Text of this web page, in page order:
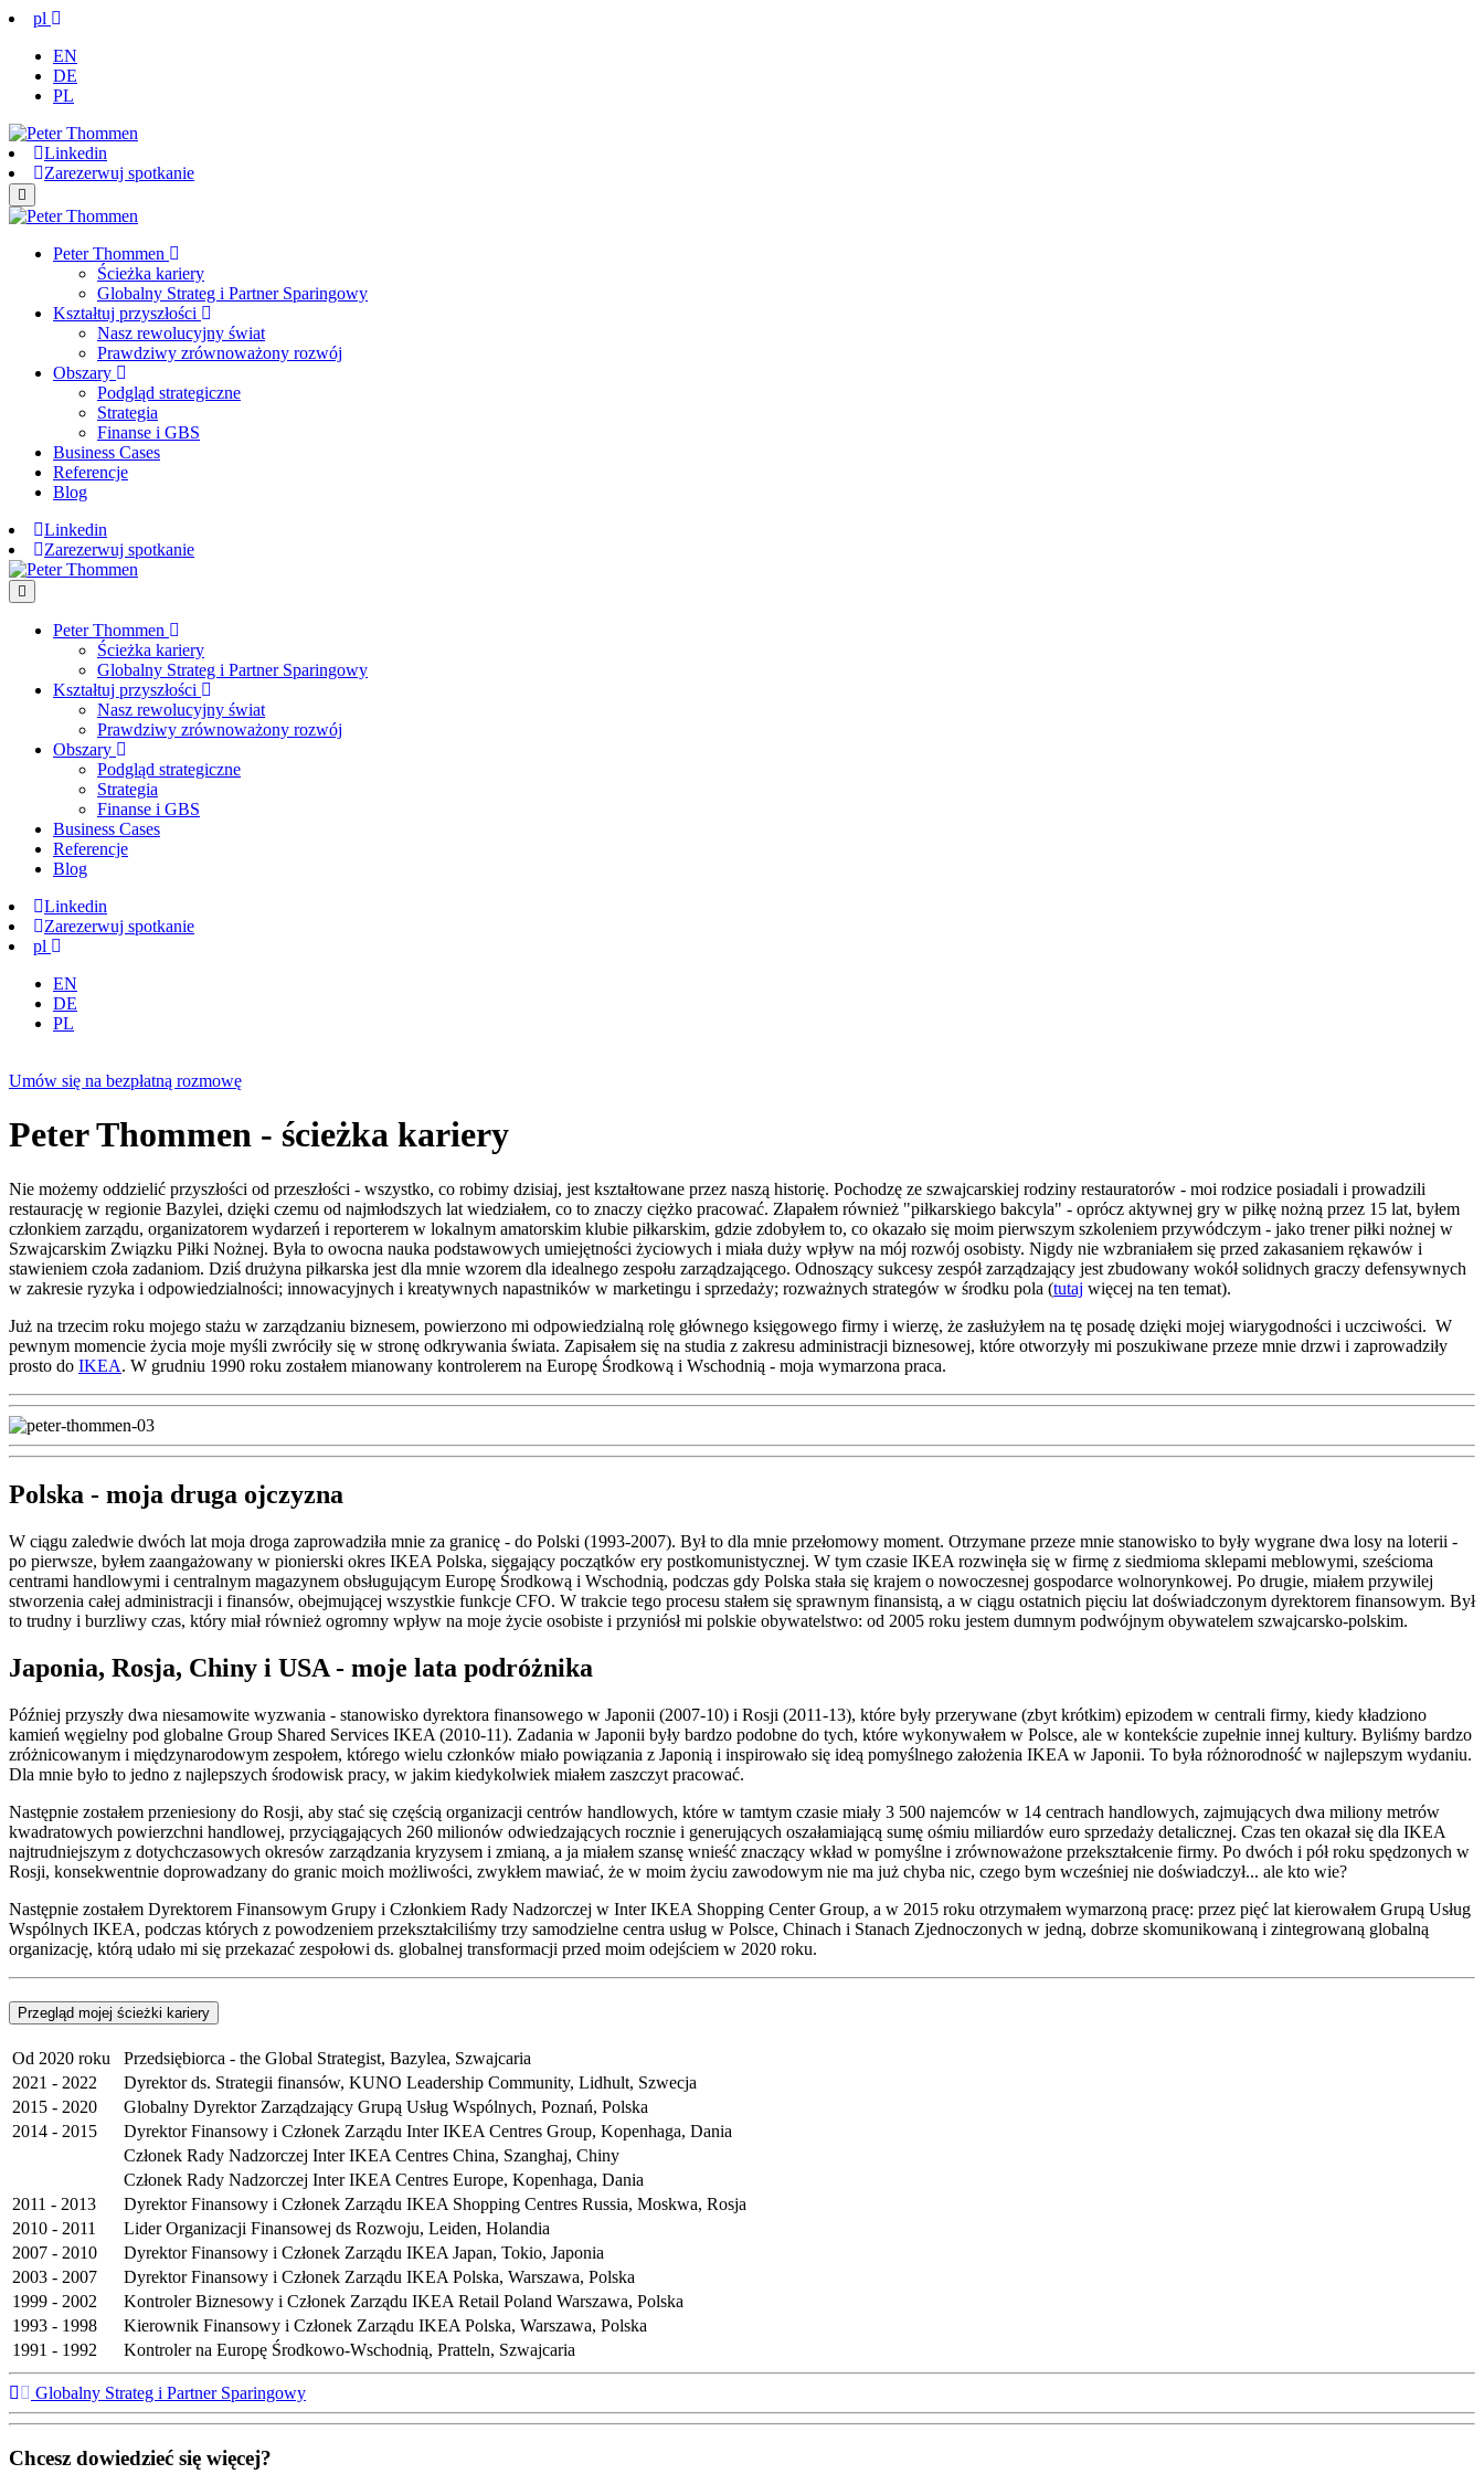
pl
EN
DE
PL
Linkedin
Zarezerwuj spotkanie
Peter Thommen
Ścieżka kariery
Globalny Strateg i Partner Sparingowy
Kształtuj przyszłości
Nasz rewolucyjny świat
Prawdziwy zrównoważony rozwój
Obszary
Podgląd strategiczne
Strategia
Finanse i GBS
Business Cases
Referencje
Blog
Linkedin
Zarezerwuj spotkanie
Peter Thommen
Ścieżka kariery
Globalny Strateg i Partner Sparingowy
Kształtuj przyszłości
Nasz rewolucyjny świat
Prawdziwy zrównoważony rozwój
Obszary
Podgląd strategiczne
Strategia
Finanse i GBS
Business Cases
Referencje
Blog
Linkedin
Zarezerwuj spotkanie
pl
EN
DE
PL
Umów się na bezpłatną rozmowę
Peter Thommen - ścieżka kariery
Nie możemy oddzielić przyszłości od przeszłości - wszystko, co robimy dzisiaj, jest kształtowane przez naszą historię. Pochodzę ze szwajcarskiej rodziny restauratorów - moi rodzice posiadali i prowadzili
restaurację w regionie Bazylei, dzięki czemu od najmłodszych lat wiedziałem, co to znaczy ciężko pracować. Złapałem również "piłkarskiego bakcyla" - oprócz aktywnej gry w piłkę nożną przez 15 lat, byłem
członkiem zarządu, organizatorem wydarzeń i reporterem w lokalnym amatorskim klubie piłkarskim, gdzie zdobyłem to, co okazało się moim pierwszym szkoleniem przywódczym - jako trener piłki nożnej w
Szwajcarskim Związku Piłki Nożnej. Była to owocna nauka podstawowych umiejętności życiowych i miała duży wpływ na mój rozwój osobisty. Nigdy nie wzbraniałem się przed zakasaniem rękawów i
stawieniem czoła zadaniom. Dziś drużyna piłkarska jest dla mnie wzorem dla idealnego zespołu zarządzającego. Odnoszący sukcesy zespół zarządzający jest zbudowany wokół solidnych graczy defensywnych
w zakresie ryzyka i odpowiedzialności; innowacyjnych i kreatywnych napastników w marketingu i sprzedaży; rozważnych strategów w środku pola (tutaj więcej na ten temat).
Już na trzecim roku mojego stażu w zarządzaniu biznesem, powierzono mi odpowiedzialną rolę głównego księgowego firmy i wierzę, że zasłużyłem na tę posadę dzięki mojej wiarygodności i uczciwości. W
pewnym momencie życia moje myśli zwróciły się w stronę odkrywania świata. Zapisałem się na studia z zakresu administracji biznesowej, które otworzyły mi poszukiwane przeze mnie drzwi i zaprowadziły
prosto do IKEA. W grudniu 1990 roku zostałem mianowany kontrolerem na Europę Środkową i Wschodnią - moja wymarzona praca.
Polska - moja druga ojczyzna
W ciągu zaledwie dwóch lat moja droga zaprowadziła mnie za granicę - do Polski (1993-2007). Był to dla mnie przełomowy moment. Otrzymane przeze mnie stanowisko to były wygrane dwa losy na loterii -
po pierwsze, byłem zaangażowany w pionierski okres IKEA Polska, sięgający początków ery postkomunistycznej. W tym czasie IKEA rozwinęła się w firmę z siedmioma sklepami meblowymi, sześcioma
centrami handlowymi i centralnym magazynem obsługującym Europę Środkową i Wschodnią, podczas gdy Polska stała się krajem o nowoczesnej gospodarce wolnorynkowej. Po drugie, miałem przywilej
stworzenia całej administracji i finansów, obejmującej wszystkie funkcje CFO. W trakcie tego procesu stałem się sprawnym finansistą, a w ciągu ostatnich pięciu lat doświadczonym dyrektorem finansowym. Był
to trudny i burzliwy czas, który miał również ogromny wpływ na moje życie osobiste i przyniósł mi polskie obywatelstwo: od 2005 roku jestem dumnym podwójnym obywatelem szwajcarsko-polskim.
Japonia, Rosja, Chiny i USA - moje lata podróżnika
Później przyszły dwa niesamowite wyzwania - stanowisko dyrektora finansowego w Japonii (2007-10) i Rosji (2011-13), które były przerywane (zbyt krótkim) epizodem w centrali firmy, kiedy kładziono
kamień węgielny pod globalne Group Shared Services IKEA (2010-11). Zadania w Japonii były bardzo podobne do tych, które wykonywałem w Polsce, ale w kontekście zupełnie innej kultury. Byliśmy bardzo
zróżnicowanym i międzynarodowym zespołem, którego wielu członków miało powiązania z Japonią i inspirowało się ideą pomyślnego założenia IKEA w Japonii. To była różnorodność w najlepszym wydaniu.
Dla mnie było to jedno z najlepszych środowisk pracy, w jakim kiedykolwiek miałem zaszczyt pracować.
Następnie zostałem przeniesiony do Rosji, aby stać się częścią organizacji centrów handlowych, które w tamtym czasie miały 3 500 najemców w 14 centrach handlowych, zajmujących dwa miliony metrów
kwadratowych powierzchni handlowej, przyciągających 260 milionów odwiedzających rocznie i generujących oszałamiającą sumę ośmiu miliardów euro sprzedaży detalicznej. Czas ten okazał się dla IKEA
najtrudniejszym z dotychczasowych okresów zarządzania kryzysem i zmianą, a ja miałem szansę wnieść znaczący wkład w pomyślne i zrównoważone przekształcenie firmy. Po dwóch i pół roku spędzonych w
Rosji, konsekwentnie doprowadzany do granic moich możliwości, zwykłem mawiać, że w moim życiu zawodowym nie ma już chyba nic, czego bym wcześniej nie doświadczył... ale kto wie?
Następnie zostałem Dyrektorem Finansowym Grupy i Członkiem Rady Nadzorczej w Inter IKEA Shopping Center Group, a w 2015 roku otrzymałem wymarzoną pracę: przez pięć lat kierowałem Grupą Usług
Wspólnych IKEA, podczas których z powodzeniem przekształciliśmy trzy samodzielne centra usług w Polsce, Chinach i Stanach Zjednoczonych w jedną, dobrze skomunikowaną i zintegrowaną globalną
organizację, którą udało mi się przekazać zespołowi ds. globalnej transformacji przed moim odejściem w 2020 roku.
Przegląd mojej ścieżki kariery
Od 2020 roku
Przedsiębiorca - the Global Strategist, Bazylea, Szwajcaria
2021 - 2022
Dyrektor ds. Strategii finansów, KUNO Leadership Community, Lidhult, Szwecja
2015 - 2020
Globalny Dyrektor Zarządzający Grupą Usług Wspólnych, Poznań, Polska
2014 - 2015
Dyrektor Finansowy i Członek Zarządu Inter IKEA Centres Group, Kopenhaga, Dania
Członek Rady Nadzorczej Inter IKEA Centres China, Szanghaj, Chiny
Członek Rady Nadzorczej Inter IKEA Centres Europe, Kopenhaga, Dania
2011 - 2013
Dyrektor Finansowy i Członek Zarządu IKEA Shopping Centres Russia, Moskwa, Rosja
2010 - 2011
Lider Organizacji Finansowej ds Rozwoju, Leiden, Holandia
2007 - 2010
Dyrektor Finansowy i Członek Zarządu IKEA Japan, Tokio, Japonia
2003 - 2007
Dyrektor Finansowy i Członek Zarządu IKEA Polska, Warszawa, Polska
1999 - 2002
Kontroler Biznesowy i Członek Zarządu IKEA Retail Poland Warszawa, Polska
1993 - 1998
Kierownik Finansowy i Członek Zarządu IKEA Polska, Warszawa, Polska
1991 - 1992
Kontroler na Europę Środkowo-Wschodnią, Pratteln, Szwajcaria
Globalny Strateg i Partner Sparingowy
Chcesz dowiedzieć się więcej?